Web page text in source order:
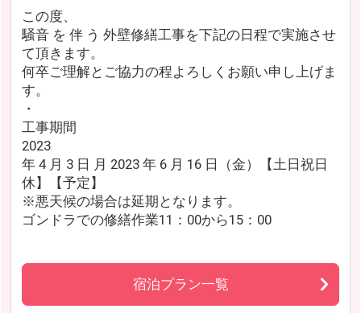
この度、
騒音 を 伴 う 外壁修繕工事を下記の日程で実施させ
て頂きます。
何卒ご理解とご協力の程よろしくお願い申し上げま
す。
・
工事期間
2023
年 4 月 3 日 月 2023 年 6 月 16 日（金）【土日祝日
休】【予定】
※悪天候の場合は延期となります。
ゴンドラでの修繕作業11：00から15：00
宿泊プラン一覧